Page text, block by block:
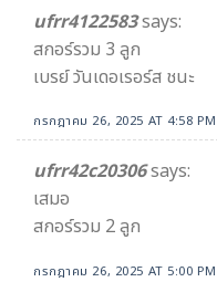
ufrr4122583says:
สกอร์รวม 3 ลูก
เบรย์ วันเดอเรอร์ส ชนะ
กรกฎาคม 26, 2025 AT 4:58 PM
ufrr42c20306says:
เสมอ
สกอร์รวม 2 ลูก
กรกฎาคม 26, 2025 AT 5:00 PM